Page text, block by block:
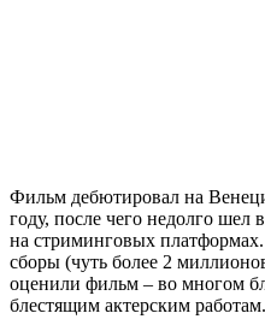
Фильм дебютировал на
году, после чего недолго шел
на стриминговых
сборы (чуть более 2
оценили фильм – во многом
блестящим актерским работам.